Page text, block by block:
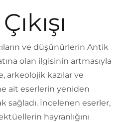
ve düşünürlerin Antik
olan ilgisinin artmasıyla
arkeolojik kazılar ve
ait eserlerin yeniden
sağladı. İncelenen eserler,
hayranlığını